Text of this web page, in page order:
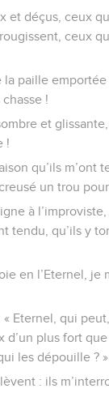
et déçus, ceux
ceux
la paille
chasse !
et
!
qu’ils m’ont
un trou
à
tendu, qu’ils y
en l’Eternel, je
Eternel, qui
d’un plus fort
les dépouille ? »
: ils